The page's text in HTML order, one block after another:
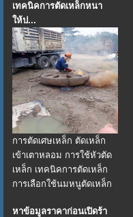
เทคนิคการตัดเหล็กหนา
ให้ป...
การตัดเศษเหล็ก ตัดเหล็ก
เข้าเตาหลอม การใช้หัวตัด
เหล็ก เทคนิคการตัดเหล็ก
การเลือกใช้นมหนูตัดเหล็ก
หาข้อมูลราคาก่อนเปิดร้า